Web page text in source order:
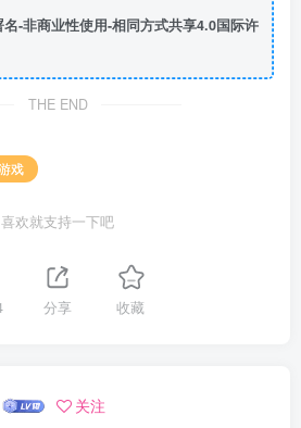
-非商业性使用-相同方式共享4.0国际许
THE END
戏
喜欢就支持一下吧
分享 收藏
关注